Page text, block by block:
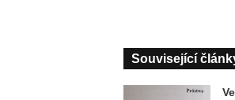
Související